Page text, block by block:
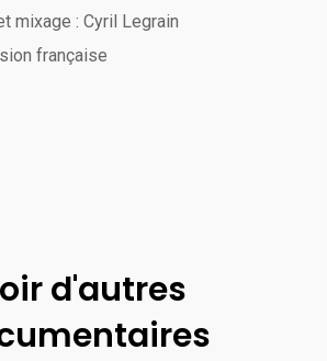
mixage : Cyril Legrain
française
d'autres